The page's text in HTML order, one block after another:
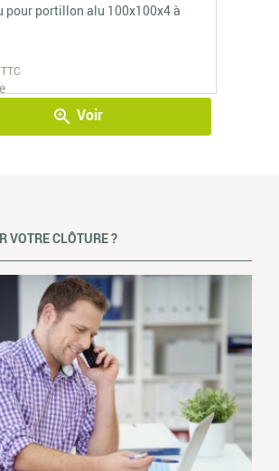
pour portillon alu 100x100x4 à
TTC
zoom_in Voir
VOTRE CLÔTURE ?